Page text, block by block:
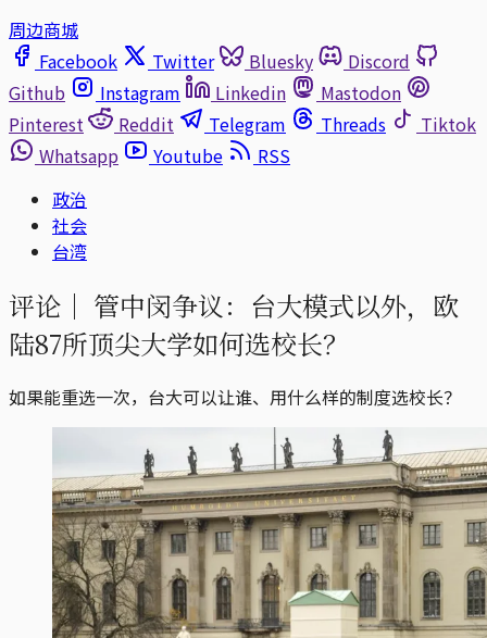
周边商城
Facebook
Twitter Bluesky
Discord
Github
Instagram Linkedin
Mastodon
Pinterest
Reddit Telegram Threads
Tiktok
Whatsapp
Youtube
RSS
政治
社会
台湾
评论｜ 管中闵争议：台大模式以外，欧
陆87所顶尖大学如何选校长？
如果能重选一次，台大可以让谁、用什么样的制度选校长？